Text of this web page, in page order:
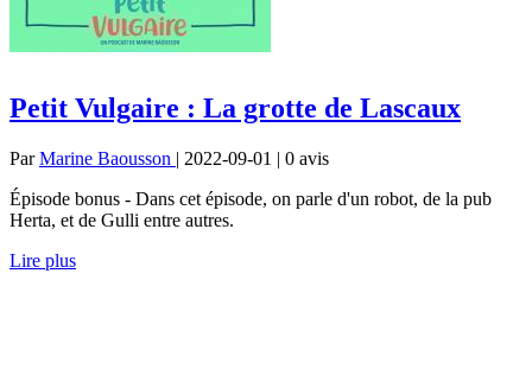
Petit Vulgaire : La grotte de Lascaux
ParMarine Baousson | 2022-09-01 | 0 avis
Épisode bonus - Dans cet épisode, on parle d'un robot, de la pub
Herta, et de Gulli entre autres.
Lire plus